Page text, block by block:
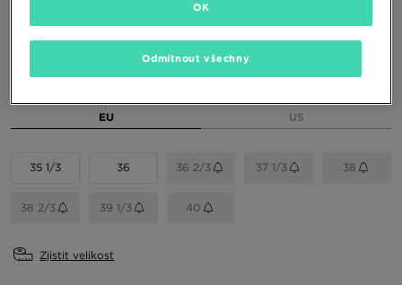
EU US
35 1/3 36 36 2/3 37 1/3 38
38 2/3 39 1/3 40
Zjistit velikost
Odmítnout všechny
OK